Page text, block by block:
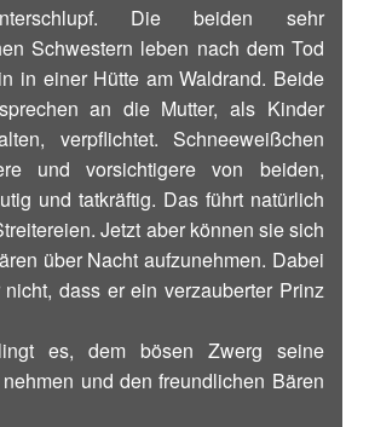
Die beiden sehr
Schwestern leben nach dem Tod
in einer Hütte am Waldrand. Beide
an die Mutter, als Kinder
verpflichtet. Schneeweißchen
und vorsichtigere von beiden,
und tatkräftig. Das führt natürlich
Jetzt aber können sie sich
über Nacht aufzunehmen. Dabei
dass er ein verzauberter Prinz
es, dem bösen Zwerg seine
und den freundlichen Bären